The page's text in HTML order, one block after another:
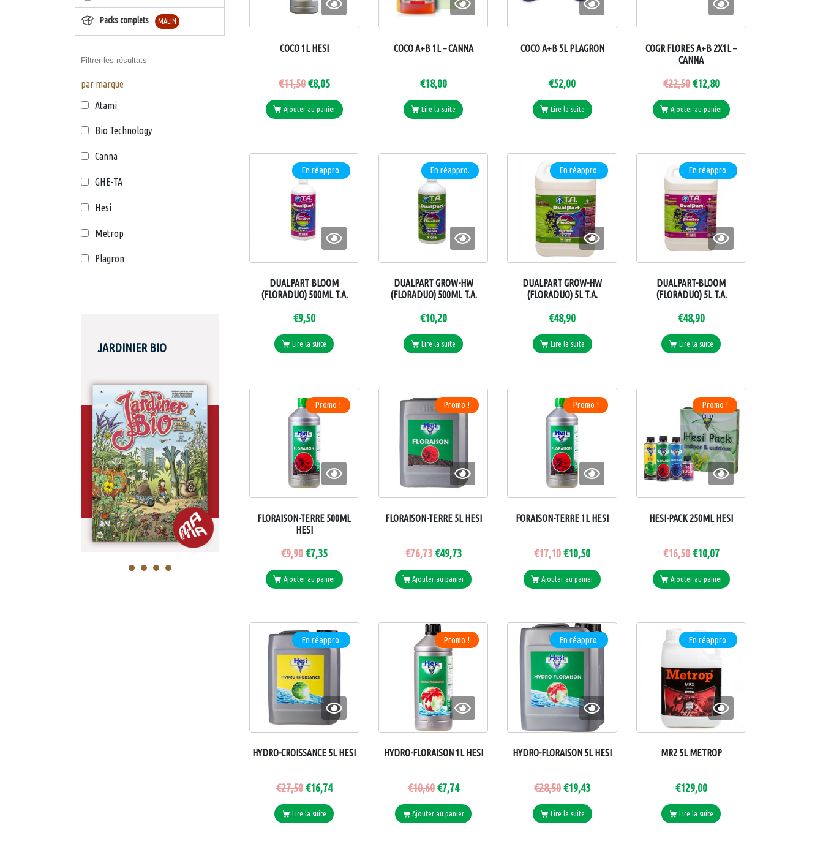
COCO 1L HESI
€11,50€8,05
Ajouter au panier
COCO A+B 1L – CANNA
€18,00
Lire la suite
COCO A+B 5L PLAGRON
€52,00
Lire la suite
COGR FLORES A+B 2X1L –
CANNA
€22,50€12,80
Ajouter au panier
En réappro.
DUALPART BLOOM
(FLORADUO) 500ML T.A.
€9,50
Lire la suite
En réappro.
DUALPART GROW-HW
(FLORADUO) 500ML T.A.
€10,20
Lire la suite
En réappro.
DUALPART GROW-HW
(FLORADUO) 5L T.A.
€48,90
Lire la suite
En réappro.
DUALPART-BLOOM
(FLORADUO) 5L T.A.
€48,90
Lire la suite
Promo !
FLORAISON-TERRE 500ML
HESI
€9,90€7,35
Ajouter au panier
Promo !
FLORAISON-TERRE 5L HESI
€76,73 €49,73
Ajouter au panier
Promo !
FORAISON-TERRE 1L HESI
€17,10€10,50
Ajouter au panier
Promo !
HESI-PACK 250ML HESI
€16,50€10,07
Ajouter au panier
En réappro.
HYDRO-CROISSANCE 5L HESI
€27,50€16,74
Lire la suite
Promo !
HYDRO-FLORAISON 1L HESI
€10,60 €7,74
Ajouter au panier
En réappro.
HYDRO-FLORAISON 5L HESI
€28,50€19,43
Lire la suite
En réappro.
MR2 5L METROP
€129,00
Lire la suite
Packs complets MALIN
Filtrer les résultats
par marque
Atami
Bio Technology
Canna
GHE-TA
Hesi
Metrop
Plagron
JARDINIER BIO
ADVANCED
BIO CANNA LUMATEK
4